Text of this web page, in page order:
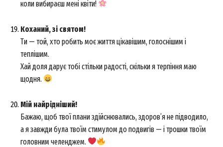
коли вибираєш мені квіти!
Коханий, зі святом!
Ти — той, хто робить моє життя цікавішим, голоснішим і
теплішим.
Хай доля дарує тобі стільки радості, скільки я терпіння маю
щодня.
Мій найрідніший!
Бажаю, щоб твої плани здійснювались, здоров’я не підводило,
а я завжди була твоїм стимулом до подвигів — і трошки твоїм
головним челенджем.